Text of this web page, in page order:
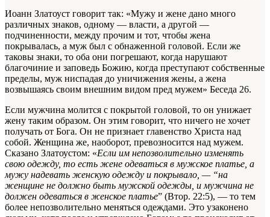
Иоанн Златоуст говорит так: «Мужу и жене дано много
различных знаков, одному — власти, а другой —
подчиненности, между прочим и тот, чтобы жена
покрывалась, а муж был с обнаженной головой. Если же
таковы знаки, то оба они погрешают, когда нарушают
благочиние и заповедь Божию, когда преступают собственные
пределы, муж ниспадая до уничижения жены, а жена
возвышаясь своим внешним видом пред мужем» Беседа 26.
Если мужчина молится с покрытой головой, то он унижает
жену таким образом. Он этим говорит, что ничего не хочет
получать от Бога. Он не признает главенство Христа над
собой. Женщина же, наоборот, превозносится над мужем.
Сказано Златоустом: «Если им непозволительно изменять
свою одежду, то есть жене одеваться в мужское платье, а
мужу надевать женскую одежду и покрывало, — “на
женщине не должно быть мужской одежды, и мужчина не
должен одеваться в женское платье” (Втор. 22:5), — то тем
более непозволительно меняться одеждами. Это узаконено